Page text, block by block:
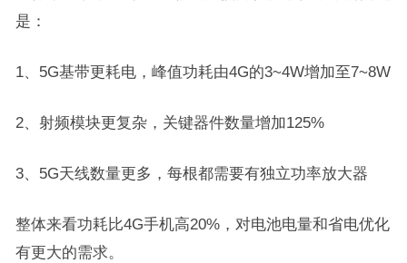
是：
1、5G基带更耗电，峰值功耗由4G的3~4W增加至7~8W
2、射频模块更复杂，关键器件数量增加125%
3、5G天线数量更多，每根都需要有独立功率放大器
整体来看功耗比4G手机高20%，对电池电量和省电优化
有更大的需求。